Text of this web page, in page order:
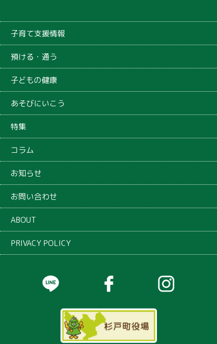
子育て支援情報
預ける・通う
子どもの健康
あそびにいこう
特集
コラム
お知らせ
お問い合わせ
ABOUT
PRIVACY POLICY